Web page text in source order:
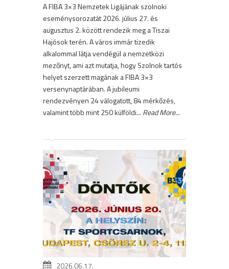
A FIBA 3×3 Nemzetek Ligájának szolnoki
eseménysorozatát 2026. július 27. és
augusztus 2. között rendezik meg a Tiszai
Hajósok terén. A város immár tizedik
alkalommal látja vendégül a nemzetközi
mezőnyt, ami azt mutatja, hogy Szolnok tartós
helyet szerzett magának a FIBA 3×3
versenynaptárában. A jubileumi
rendezvényen 24 válogatott, 84 mérkőzés,
valamint több mint 250 külföldi... Read More...
2026.06.17.